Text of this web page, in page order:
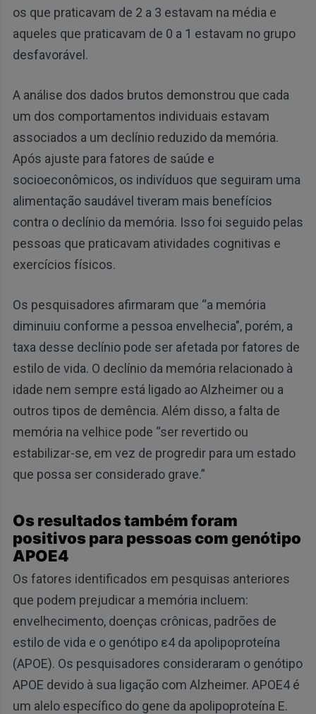
os que praticavam de 2 a 3 estavam na média e
aqueles que praticavam de 0 a 1 estavam no grupo
desfavorável.
A análise dos dados brutos demonstrou que cada
um dos comportamentos individuais estavam
associados a um declínio reduzido da memória.
Após ajuste para fatores de saúde e
socioeconômicos, os indivíduos que seguiram uma
alimentação saudável tiveram mais benefícios
contra o declínio da memória. Isso foi seguido pelas
pessoas que praticavam atividades cognitivas e
exercícios físicos.
Os pesquisadores afirmaram que “a memória
diminuiu conforme a pessoa envelhecia", porém, a
taxa desse declínio pode ser afetada por fatores de
estilo de vida. O declínio da memória relacionado à
idade nem sempre está ligado ao Alzheimer ou a
outros tipos de demência. Além disso, a falta de
memória na velhice pode “ser revertido ou
estabilizar-se, em vez de progredir para um estado
que possa ser considerado grave.”
Os resultados também foram
positivos para pessoas com genótipo
APOE4
Os fatores identificados em pesquisas anteriores
que podem prejudicar a memória incluem:
envelhecimento, doenças crônicas, padrões de
estilo de vida e o genótipo ε4 da apolipoproteína
(APOE). Os pesquisadores consideraram o genótipo
APOE devido à sua ligação com Alzheimer. APOE4 é
um alelo específico do gene da apolipoproteína E.